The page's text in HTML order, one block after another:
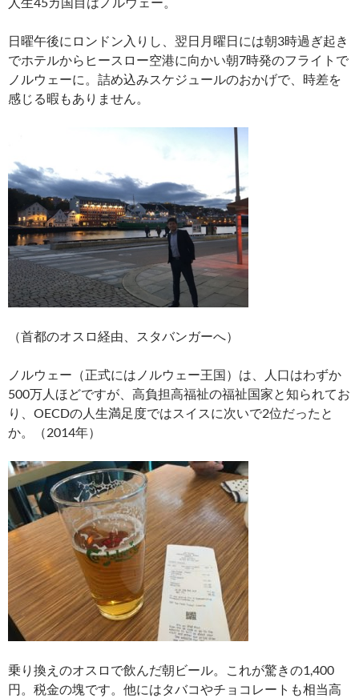
日曜午後にロンドン入りし、翌日月曜日には朝3時過ぎ起き
でホテルからヒースロー空港に向かい朝7時発のフライトで
ノルウェーに。詰め込みスケジュールのおかげで、時差を
感じる暇もありません。
（首都のオスロ経由、スタバンガーへ）
ノルウェー（正式にはノルウェー王国）は、人口はわずか
500万人ほどですが、高負担高福祉の福祉国家と知られてお
り、OECDの人生満足度ではスイスに次いで2位だったと
か。（2014年）
乗り換えのオスロで飲んだ朝ビール。これが驚きの1,400
円。税金の塊です。他にはタバコやチョコレートも相当高